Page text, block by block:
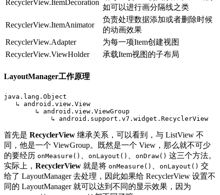
RecyclerView.ItemDecoration
如可以进行画分隔线之类
RecyclerView.ItemAnimator
负责处理数据添加或者删除时候
的动画效果
RecyclerView.Adapter
为每一项Item创建视图
RecyclerView.ViewHolder
承载Item视图的子布局
LayoutManager工作原理
java . lang . Object
↳
android . view . View
↳
android . view . ViewGroup
↳
android . support . v7 . widget . RecyclerView
首先是 RecyclerView 继承关系，可以看到，与 ListView 不
同，他是一个 ViewGroup。既然是一个 View，那么就不可少
的要经历 onMeasure() onLayout() onDraw() 这三个方法。
实际上， RecyclerView 就是将 onMeasure() onLayout() 交
给了 LayoutManager 去处理，因此如果给 RecyclerView 设置不
同的 LayoutManager 就可以达到不同的显示效果，因为